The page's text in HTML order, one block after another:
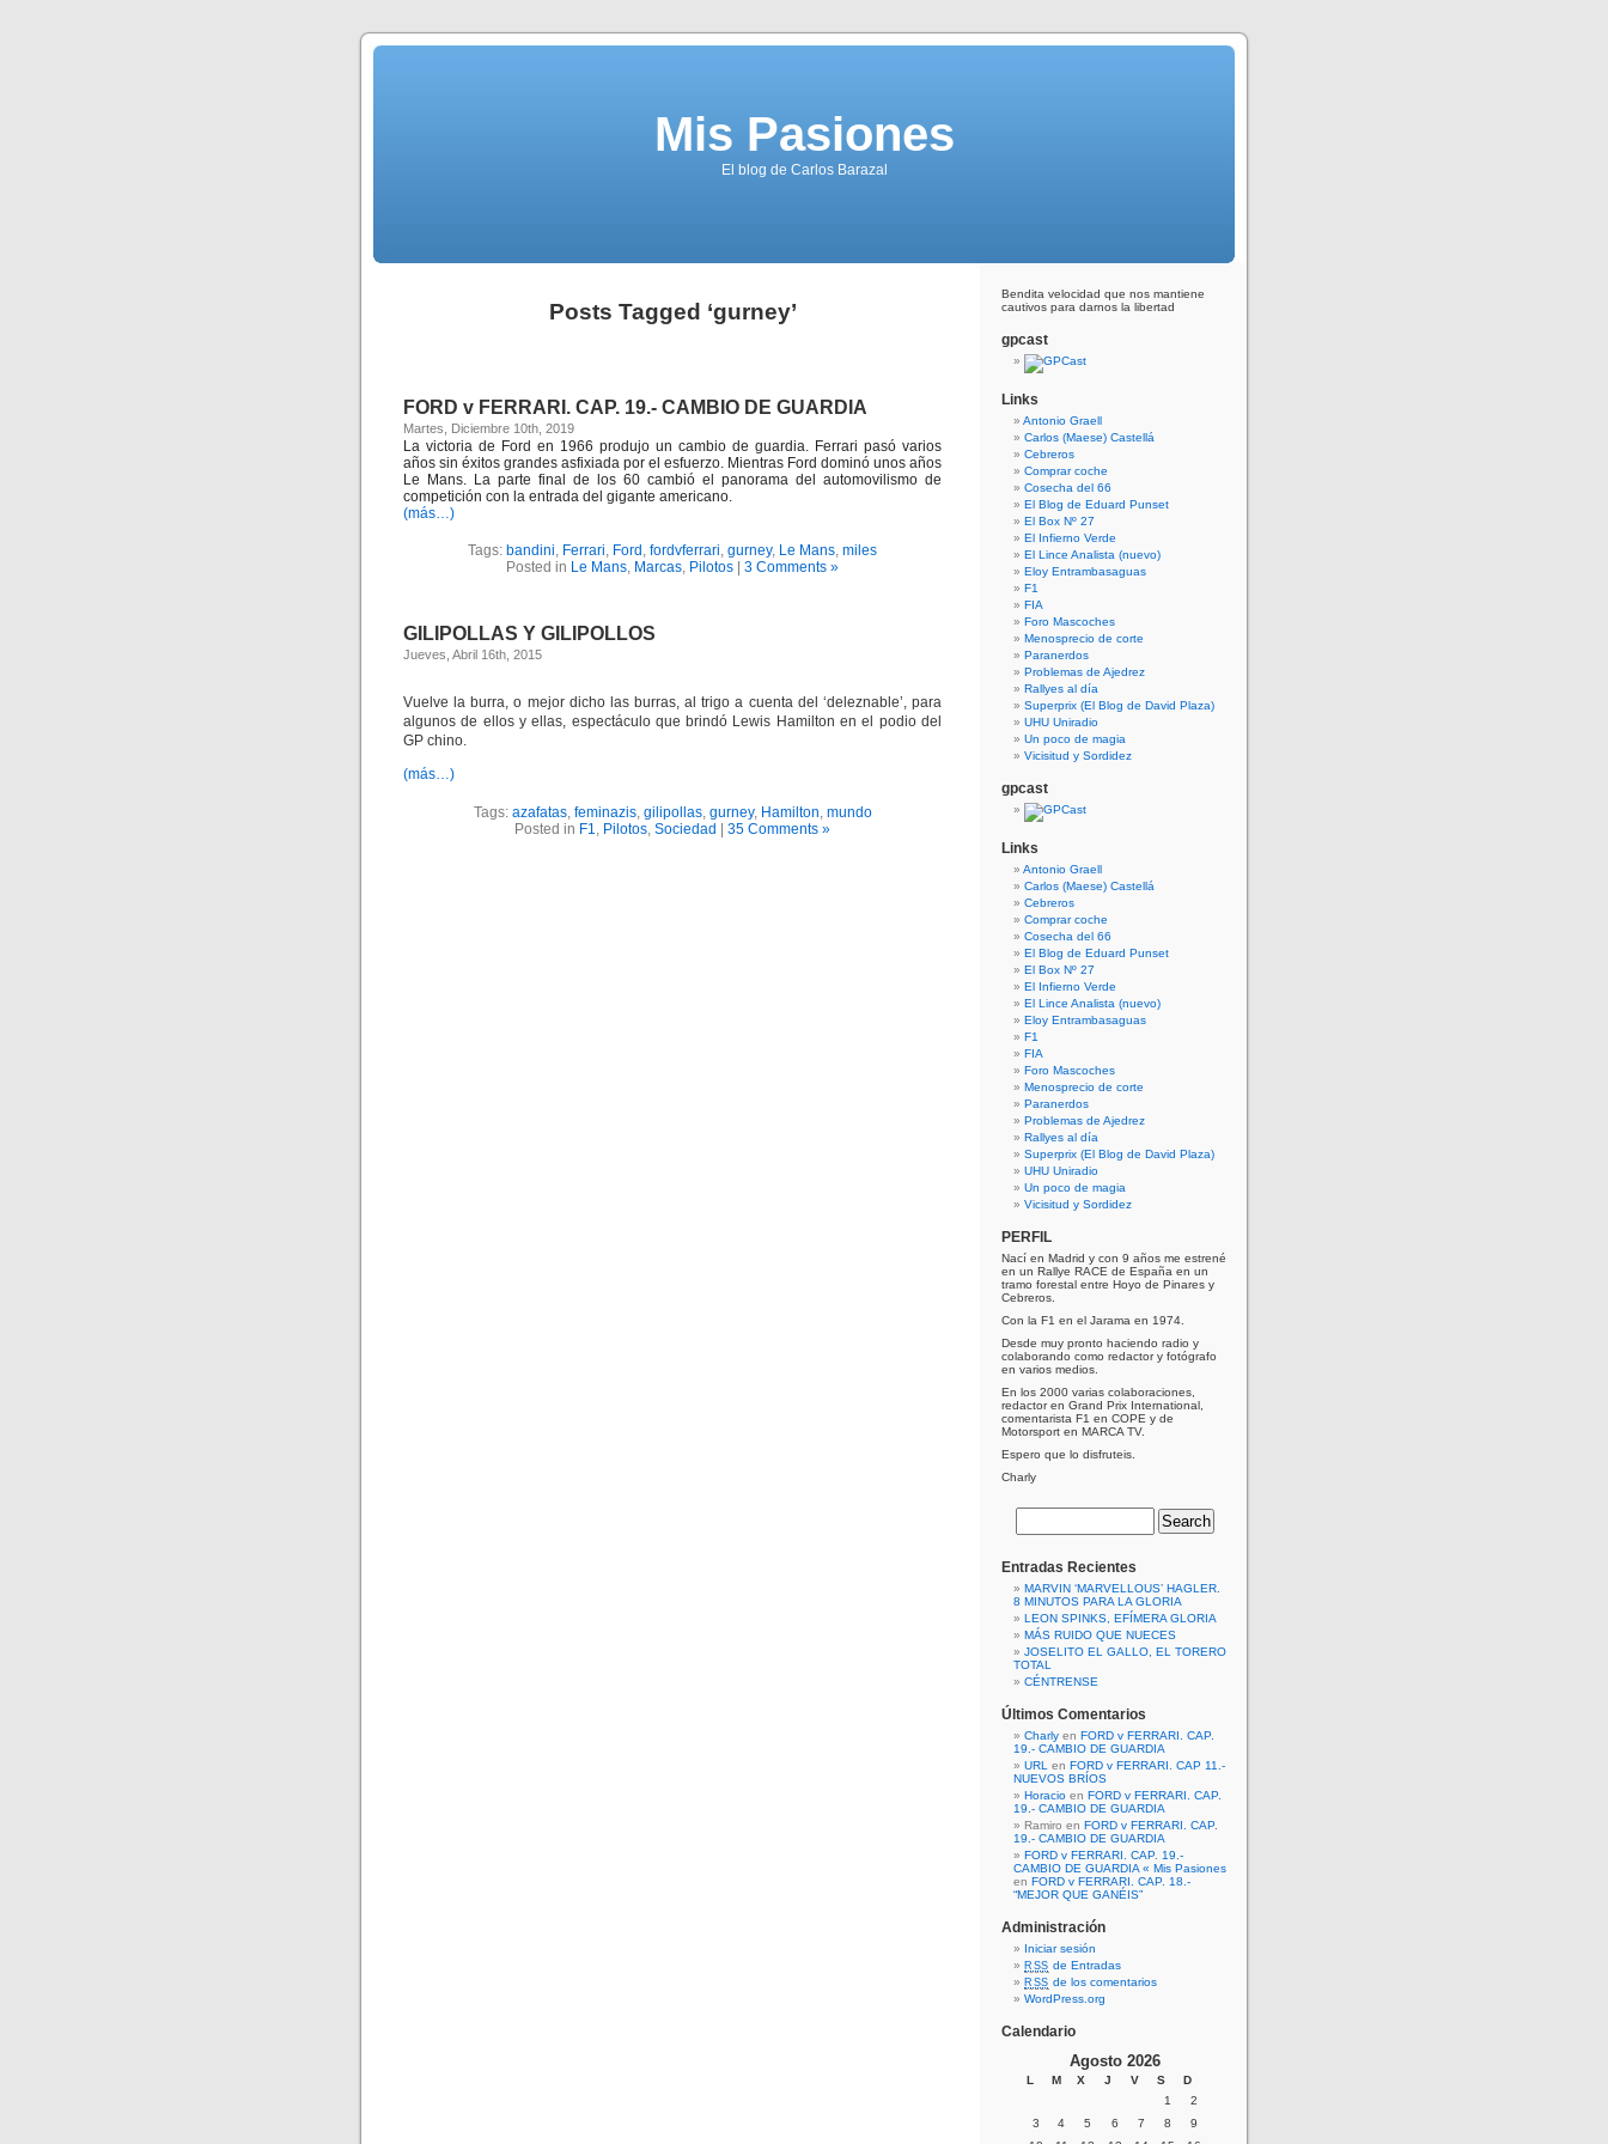
Mis Pasiones
El blog de Carlos Barazal
Posts Tagged ‘gurney’
FORD v FERRARI. CAP. 19.- CAMBIO DE GUARDIA
Martes, Diciembre 10th, 2019
La victoria de Ford en 1966 produjo un cambio de guardia. Ferrari pasó varios
años sin éxitos grandes asfixiada por el esfuerzo. Mientras Ford dominó unos años
Le Mans. La parte final de los 60 cambió el panorama del automovilismo de
competición con la entrada del gigante americano.
(más…)
Tags: bandini, Ferrari, Ford , fordvferrari, gurney, Le Mans, miles
Posted in Le Mans, Marcas, Pilotos 3 Comments »
GILIPOLLAS Y GILIPOLLOS
Jueves, Abril 16th, 2015
Vuelve la burra, o mejor dicho las burras, al trigo a cuenta del ‘deleznable’, para
algunos de ellos y ellas, espectáculo que brindó Lewis Hamilton en el podio del
GP chino.
(más…)
Tags: azafatas, feminazis, gilipollas, gurney, Hamilton, mundo
Posted in F1, Pilotos, Sociedad 35 Comments »
Bendita velocidad que nos mantiene
cautivos para darnos la libertad
gpcast
Links
Antonio Graell
Carlos (Maese) Castellá
Cebreros
Comprar coche
Cosecha del 66
El Blog de Eduard Punset
El Box Nº 27
El Infierno Verde
El Lince Analista (nuevo)
Eloy Entrambasaguas
F1
FIA
Foro Mascoches
Menosprecio de corte
Paranerdos
Problemas de Ajedrez
Rallyes al día
Superprix (El Blog de David Plaza)
UHU Uniradio
Un poco de magia
Vicisitud y Sordidez
gpcast
Links
Antonio Graell
Carlos (Maese) Castellá
Cebreros
Comprar coche
Cosecha del 66
El Blog de Eduard Punset
El Box Nº 27
El Infierno Verde
El Lince Analista (nuevo)
Eloy Entrambasaguas
F1
FIA
Foro Mascoches
Menosprecio de corte
Paranerdos
Problemas de Ajedrez
Rallyes al día
Superprix (El Blog de David Plaza)
UHU Uniradio
Un poco de magia
Vicisitud y Sordidez
PERFIL
Nací en Madrid y con 9 años me estrené
en un Rallye RACE de España en un
tramo forestal entre Hoyo de Pinares y
Cebreros.
Con la F1 en el Jarama en 1974.
Desde muy pronto haciendo radio y
colaborando como redactor y fotógrafo
en varios medios.
En los 2000 varias colaboraciones,
redactor en Grand Prix International,
comentarista F1 en COPE y de
Motorsport en MARCA TV.
Espero que lo disfruteis.
Charly
Entradas Recientes
MARVIN ‘MARVELLOUS’ HAGLER.
8 MINUTOS PARA LA GLORIA
LEON SPINKS, EFÍMERA GLORIA
MÁS RUIDO QUE NUECES
JOSELITO EL GALLO, EL TORERO
TOTAL
CÉNTRENSE
Últimos Comentarios
Charly en FORD v FERRARI. CAP.
19.- CAMBIO DE GUARDIA
URL
en FORD v FERRARI. CAP 11.-
NUEVOS BRÍOS
Horacio en FORD v FERRARI. CAP.
19.- CAMBIO DE GUARDIA
Ramiro en FORD v FERRARI. CAP.
19.- CAMBIO DE GUARDIA
FORD v FERRARI. CAP. 19.-
CAMBIO DE GUARDIA « Mis Pasiones
en FORD v FERRARI. CAP. 18.-
“MEJOR QUE GANÉIS”
Administración
Iniciar sesión
RSS de Entradas
RSS de los comentarios
WordPress.org
Calendario
Agosto 2026
L M X J V S
D
1
2
3
4 5 6 7 8
9